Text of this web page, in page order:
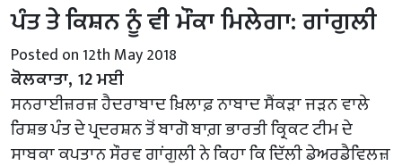
ਪੰਤ ਤੇ ਕਿਸ਼ਨ ਨੂੰ ਵੀ ਮੌਕਾ ਮਿਲੇਗਾ: ਗਾਂਗੁਲੀ
Posted on 12th May 2018
ਕੋਲਕਾਤਾ, 12 ਮਈ
ਸਨਰਾਈਜ਼ਰਜ਼ ਹੈਦਰਾਬਾਦ ਖ਼ਿਲਾਫ਼ ਨਾਬਾਦ ਸੈਂਕੜਾ ਜੜਨ ਵਾਲੇ
ਰਿਸ਼ਭ ਪੰਤ ਦੇ ਪ੍ਰਦਰਸ਼ਨ ਤੋਂ ਬਾਗੋ ਬਾਗ਼ ਭਾਰਤੀ ਕ੍ਰਿਕਟ ਟੀਮ ਦੇ
ਸਾਬਕਾ ਕਪਤਾਨ ਸੌਰਵ ਗਾਂਗੁਲੀ ਨੇ ਕਿਹਾ ਕਿ ਦਿੱਲੀ ਡੇਅਰਡੈਵਿਲਜ਼